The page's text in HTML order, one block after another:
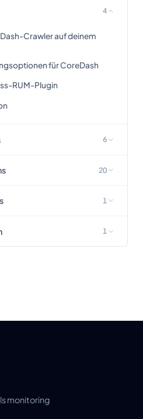
4
Crawler auf deinem
für CoreDash
RUM-Plugin
6
20
1
1
monitoring